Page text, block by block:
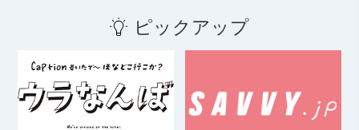
ピックアップ